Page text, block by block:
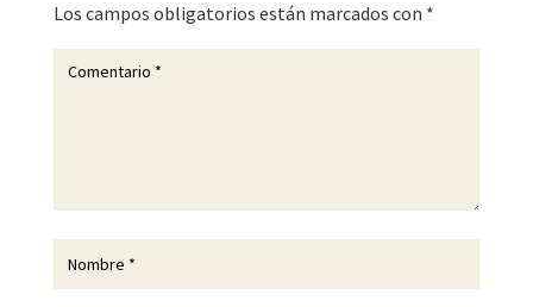
Los campos obligatorios están marcados con *